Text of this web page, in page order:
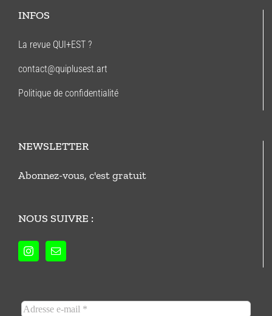
INFOS
La revue QUI+EST ?
contact@quiplusest.art
Politique de confidentialité
NEWSLETTER
Abonnez-vous, c'est gratuit
NOUS SUIVRE :